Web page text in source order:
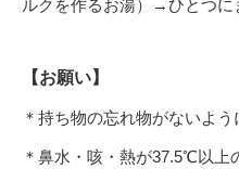
ルクを作るお湯）→ひとつに
【お願い】
＊持ち物の忘れ物がないよう
＊鼻水・咳・熱が37.5℃以上